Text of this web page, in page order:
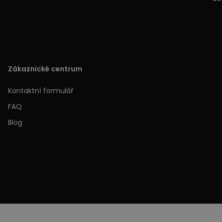
Zákaznické centrum
Kontaktní formulář
FAQ
Blog